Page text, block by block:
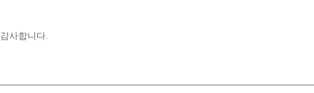
감사합니다.